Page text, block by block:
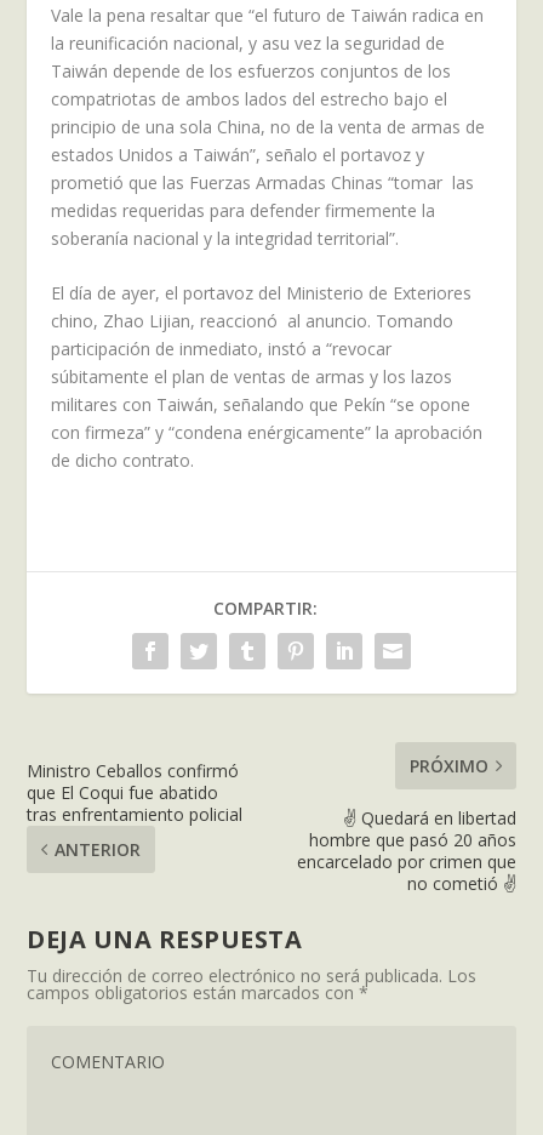
Vale la pena resaltar que “el futuro de Taiwán radica en
la reunificación nacional, y asu vez la seguridad de
Taiwán depende de los esfuerzos conjuntos de los
compatriotas de ambos lados del estrecho bajo el
principio de una sola China, no de la venta de armas de
estados Unidos a Taiwán”, señalo el portavoz y
prometió que las Fuerzas Armadas Chinas “tomar las
medidas requeridas para defender firmemente la
soberanía nacional y la integridad territorial”.
El día de ayer, el portavoz del Ministerio de Exteriores
chino, Zhao Lijian, reaccionó al anuncio. Tomando
participación de inmediato, instó a “revocar
súbitamente el plan de ventas de armas y los lazos
militares con Taiwán, señalando que Pekín “se opone
con firmeza” y “condena enérgicamente” la aprobación
de dicho contrato.
COMPARTIR:
Ministro Ceballos confirmó
que El Coqui fue abatido
tras enfrentamiento policial
ANTERIOR
PRÓXIMO
✌️ Quedará en libertad
hombre que pasó 20 años
encarcelado por crimen que
no cometió ✌️
DEJA UNA RESPUESTA
Tu dirección de correo electrónico no será publicada. Los
campos obligatorios están marcados con*